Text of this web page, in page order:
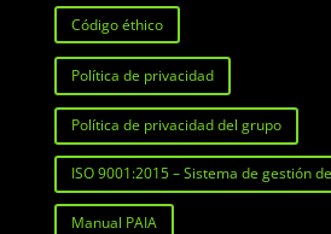
Código éthico
Política de privacidad
Política de privacidad del grupo
ISO 9001:2015 – Sistema de gestión
Manual PAIA